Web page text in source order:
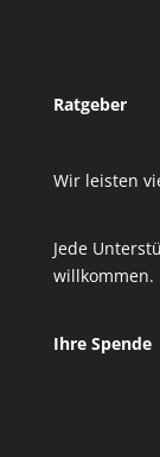
Ratgeber
Wir leisten
Jede
willkommen.
Ihre Spende